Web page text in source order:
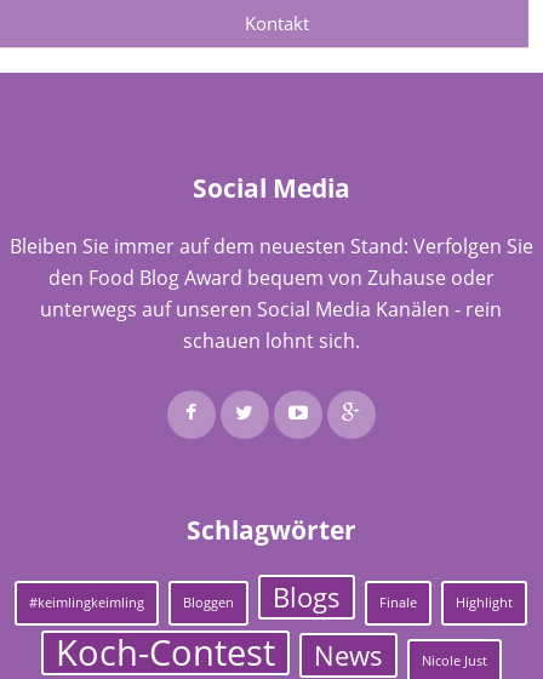
Kontakt
Social Media
Bleiben Sie immer auf dem neuesten Stand: Verfolgen Sie
den Food Blog Award bequem von Zuhause oder
unterwegs auf unseren Social Media Kanälen - rein
schauen lohnt sich.
Schlagwörter
#keimlingkeimling Bloggen Blogs Finale Highlight
Koch-Contest News Nicole Just